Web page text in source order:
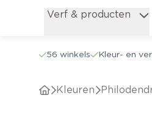
Verf & producten
56 winkels Kleur- en
Kleuren